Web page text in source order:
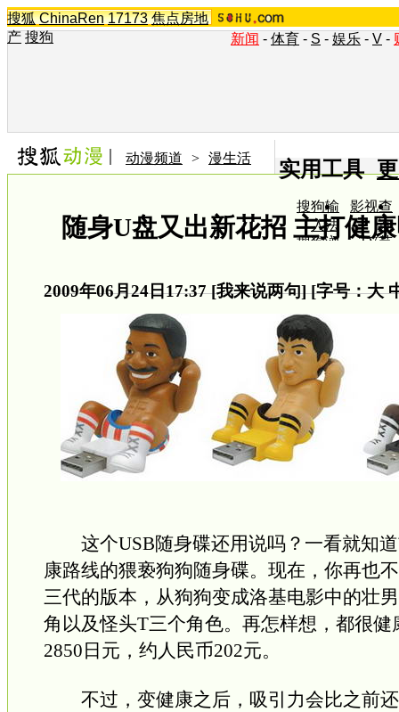
搜狐 ChinaRen 17173 焦点房地
产 搜狗 新闻 - 体育 - S - 娱乐 - V -
实用工具
搜狗输
入法
影视查
询
搜狗浏
TV节
乐盒
动漫频道 > 漫生活
随身U盘又出新花招 主打健
2009年06月24日17:37 [我来说两句] [字号：大
这个USB随身碟还用说吗？一看就知道
康路线的猥亵狗狗随身碟。现在，你再也
三代的版本，从狗狗变成洛基电影中的壮
角以及怪头T三个角色。再怎样想，都很健
2850日元，约人民币202元。
不过，变健康之后，吸引力会比之前